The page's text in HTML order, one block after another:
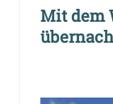
Mit dem